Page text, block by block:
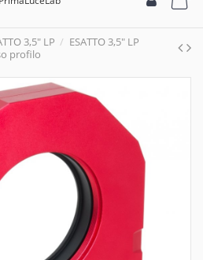
3,5" LP
ESATTO 3,5" LP
profilo